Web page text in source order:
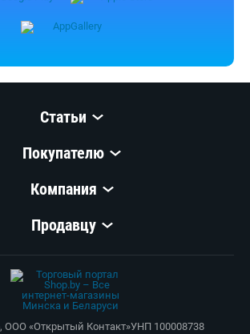
Статьи
Покупателю
Компания
Продавцу
, ООО «Открытый Контакт»УНП 100008738